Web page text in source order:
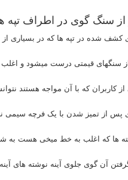
از سنگ گوی در اطراف تپه
شده در تپه ها که در بسیاری از
از سنگهای قیمتی درست میشود و
کاربران که با آن مواجه هستند
از تمیز شدن با یک فرچه سیمی
ها که اغلب به خط میخی هست
گرفتن آن گوی جلوی آینه نوشته های